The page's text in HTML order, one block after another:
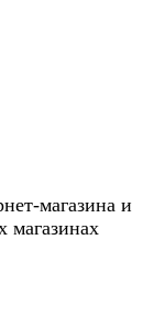
магазина и
магазинах